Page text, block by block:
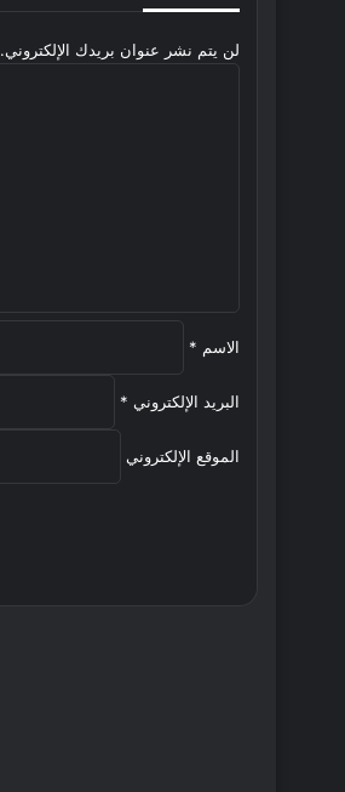
السياحة
لن يتم نشر عنوان بريدك الإلكتروني.
الاسم *
البريد الإلكتروني *
الموقع الإلكتروني